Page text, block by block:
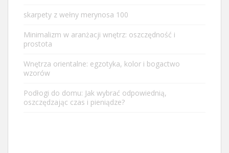
skarpety z wełny merynosa 100
Minimalizm w aranżacji wnętrz: oszczędność i
prostota
Wnętrza orientalne: egzotyka, kolor i bogactwo
wzorów
Podłogi do domu: Jak wybrać odpowiednią,
oszczędzając czas i pieniądze?